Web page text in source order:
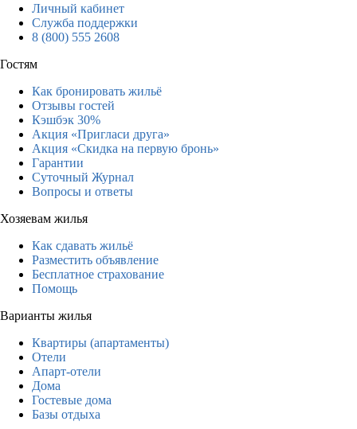
Личный кабинет
Служба поддержки
8 (800) 555 2608
Гостям
Как бронировать жильё
Отзывы гостей
Кэшбэк 30%
Акция «Пригласи друга»
Акция «Скидка на первую бронь»
Гарантии
Суточный Журнал
Вопросы и ответы
Хозяевам жилья
Как сдавать жильё
Разместить объявление
Бесплатное страхование
Помощь
Варианты жилья
Квартиры (апартаменты)
Отели
Апарт-отели
Дома
Гостевые дома
Базы отдыха